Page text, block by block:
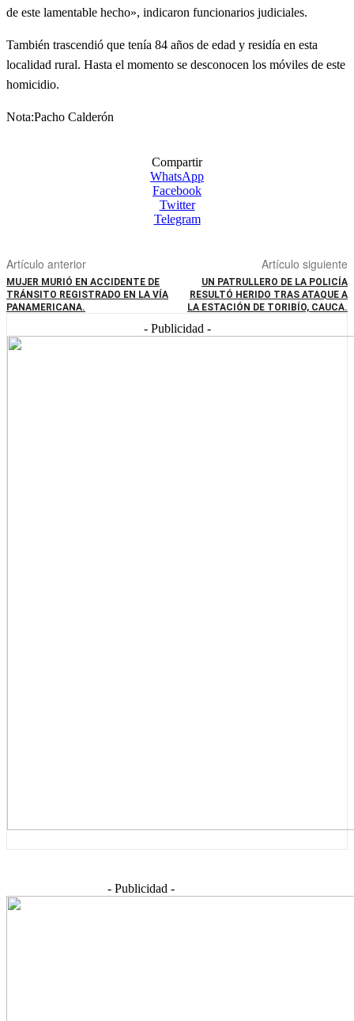
de este lamentable hecho», indicaron funcionarios judiciales.
También trascendió que tenía 84 años de edad y residía en esta
localidad rural. Hasta el momento se desconocen los móviles de este
homicidio.
Nota:Pacho Calderón
Compartir
WhatsApp
Facebook
Twitter
Telegram
Artículo anterior
MUJER MURIÓ EN ACCIDENTE DE
TRÁNSITO REGISTRADO EN LA VÍA
PANAMERICANA.
Artículo siguiente
UN PATRULLERO DE LA POLICÍA
RESULTÓ HERIDO TRAS ATAQUE A
LA ESTACIÓN DE TORIBÍO, CAUCA.
- Publicidad -
- Publicidad -